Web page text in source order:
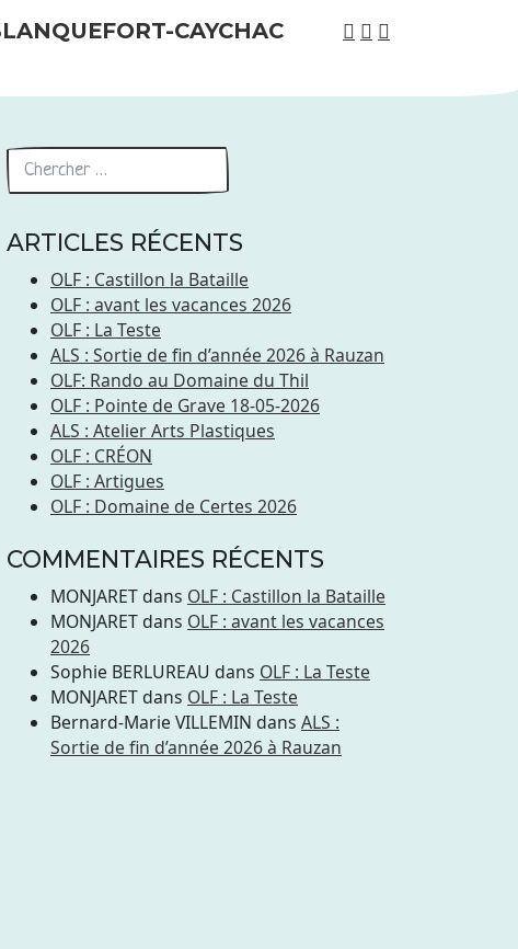
d’Elif (CM2)
ARTICLES RÉCENTS
OLF : Castillon la Bataille
OLF : avant les vacances 2026
OLF : La Teste
ALS : Sortie de fin d’année 2026 à Rauzan
OLF: Rando au Domaine du Thil
OLF : Pointe de Grave 18-05-2026
ALS : Atelier Arts Plastiques
OLF : CRÉON
OLF : Artigues
OLF : Domaine de Certes 2026
COMMENTAIRES RÉCENTS
MONJARETdans OLF : Castillon la Bataille
MONJARETdans OLF : avant les vacances
2026
Sophie BERLUREAU dans OLF : La Teste
MONJARETdans OLF : La Teste
Bernard-Marie VILLEMIN dans ALS :
Sortie de fin d’année 2026 à Rauzan